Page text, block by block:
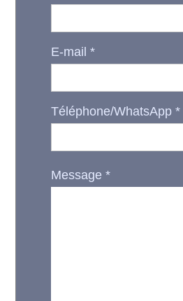
E-mail*
Téléphone/WhatsApp*
Message*